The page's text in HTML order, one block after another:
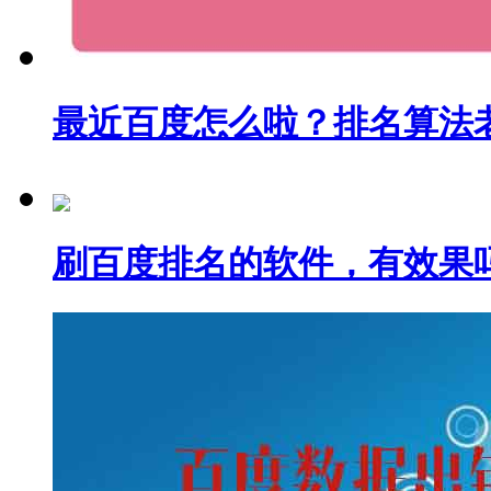
最近百度怎么啦？排名算法
刷百度排名的软件，有效果